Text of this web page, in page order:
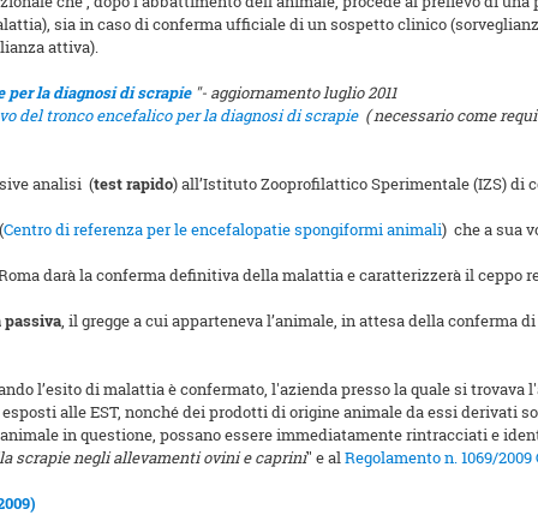
sia in caso di conferma ufficiale di un sospetto clinico
attiva).
per la diagnosi di scrapie "- aggiornamento luglio 2011
del tronco encefalico per la diagnosi di scrapie ( necessario come
analisi (test rapido) all’Istituto Zooprofilattico Sperimentale (IZS) di
Centro di referenza per le encefalopatie spongiformi animali) che a sua
darà la conferma definitiva della malattia e caratterizzerà il ceppo
passiva, il gregge a cui apparteneva l’animale, in attesa della
l’esito di malattia è confermato, l'azienda presso la quale si
alle EST, nonché dei prodotti di origine animale da essi derivati
in questione, possano essere immediatamenterintracciati e
scrapie negli allevamenti ovini e caprini" e alRegolamento n. 1069/2009